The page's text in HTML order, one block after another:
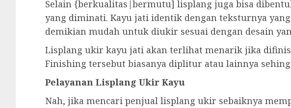
Selain {berkualitas|bermutu] lisplang juga bisa
yang diminati. Kayu jati identik dengan teksturnya
demikian mudah untuk diukir sesuai dengan desain
Lisplang ukir kayu jati akan terlihat menarik jika
Finishing tersebut biasanya diplitur atau lainnya
Pelayanan Lisplang Ukir Kayu
Nah, jika mencari penjual lisplang ukir sebaiknya